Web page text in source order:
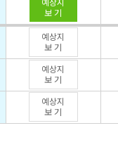
보 기
예상지
보 기
예상지
보 기
예상지
보 기